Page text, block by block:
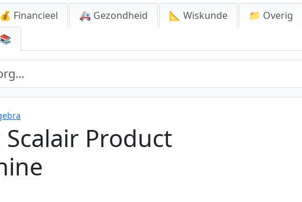
💰 Financieel 🚑 Gezondheid 📐 Wiskunde 📁 Overig
📚
Product